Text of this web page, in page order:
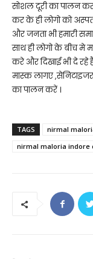
सोशल दूरी का पालन
कर के ही लोगो को
और जनता भी हमारी
साथ ही लोगो के बीच मे
करे और दिखाई भी दे रहे
मास्क लागए
का पालन करें ।
TAGS nirmal
nirmal maloria indore